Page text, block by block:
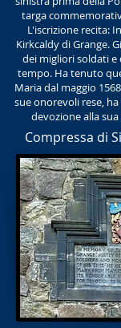
targa
L'iscrizione recita:
Kirkcaldy di Grange.
dei migliori soldati e
tempo. Ha tenuto
Maria dal maggio
sue onorevoli rese,
devozione alla sua
Compressa di